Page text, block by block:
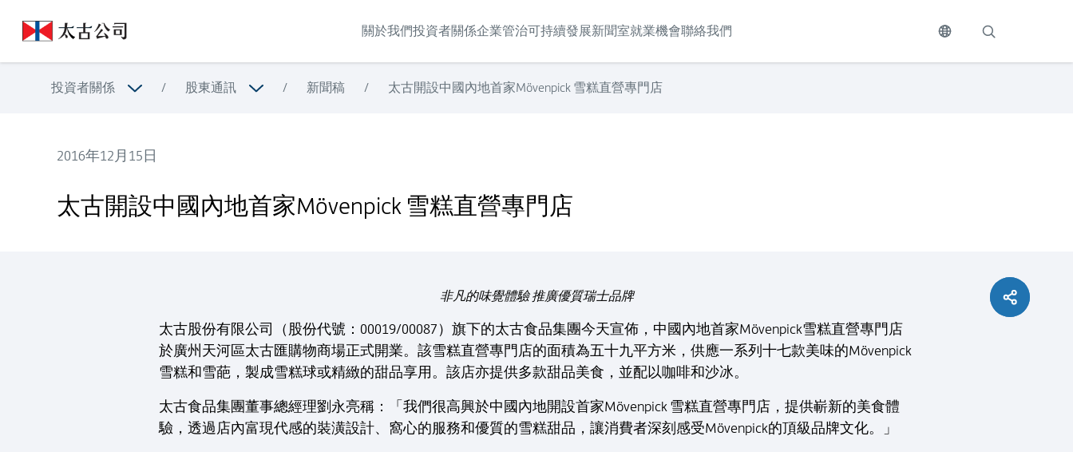
關於我們投資者關係企業管治可持續發展新聞室就業機會聯絡我們
投資者關係 / 股東通訊 / 新聞稿 / 太古開設中國內地首家Mövenpick 雪糕直營專門店
2016年12月15日
太古開設中國內地首家Mövenpick 雪糕直營專門店
非凡的味覺體驗 推廣優質瑞士品牌
太古股份有限公司（股份代號：00019/00087）旗下的太古食品集團今天宣佈，中國內地首家Mövenpick雪糕直營專門店
於廣州天河區太古匯購物商場正式開業。該雪糕直營專門店的面積為五十九平方米，供應一系列十七款美味的Mövenpick
雪糕和雪葩，製成雪糕球或精緻的甜品享用。該店亦提供多款甜品美食，並配以咖啡和沙冰。
太古食品集團董事總經理劉永亮稱：「我們很高興於中國內地開設首家Mövenpick 雪糕直營專門店，提供嶄新的美食體
驗，透過店內富現代感的裝潢設計、窩心的服務和優質的雪糕甜品，讓消費者深刻感受Mövenpick的頂級品牌文化。」